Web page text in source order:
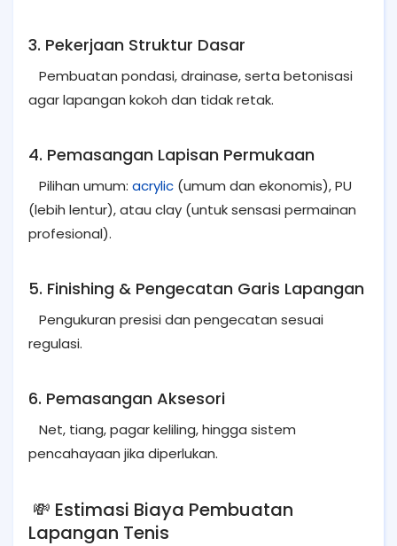
3. Pekerjaan Struktur Dasar
Pembuatan pondasi, drainase, serta betonisasi
agar lapangan kokoh dan tidak retak.
4. Pemasangan Lapisan Permukaan
Pilihan umum: acrylic (umum dan ekonomis), PU
(lebih lentur), atau clay (untuk sensasi permainan
profesional).
5. Finishing & Pengecatan Garis Lapangan
Pengukuran presisi dan pengecatan sesuai
regulasi.
6. Pemasangan Aksesori
Net, tiang, pagar keliling, hingga sistem
pencahayaan jika diperlukan.
💸 Estimasi Biaya Pembuatan
Lapangan Tenis